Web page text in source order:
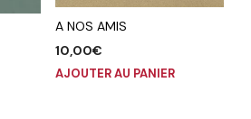
A NOS AMIS
10,00€
AJOUTER AU PANIER